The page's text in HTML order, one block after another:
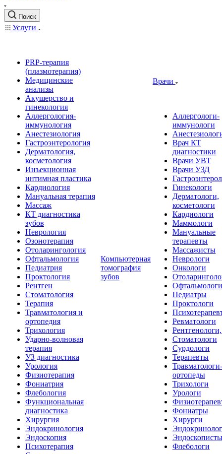
Поиск
Услуги
PRP-терапия
(плазмотерапия)
Медицинские
анализы
Акушерство и
гинекология
Аллергология-
иммунология
Анестезиология
Гастроэнтерология
Дерматология,
косметология
Инъекционная
интимная пластика
Кардиология
Мануальная терапия
Массаж
КТ диагностика
зубов
Неврология
Озонотерапия
Отоларингология
Офтальмология
Педиатрия
Проктология
Рентген
Стоматология
Терапия
Травматология и
ортопедия
Трихология
Ударно-волновая
терапия
УЗ диагностика
Урология
Физиотерапия
Фониатрия
Флебология
Функциональная
диагностика
Хирургия
Эндокринология
Эндоскопия
Психотерапия
Компьютерная
томография
зубов
Врачи
Аллергологи-
иммунологи
Врач КТ
диагностики
Врачи УВТ
Врачи УЗД
Гинекологи
Дерматологи,
косметологи
Кардиологи
Маммологи
Мануальные
терапевты
Массажисты
Неврологи
Онкологи
Офтальмологи
Педиатры
Проктологи
Ревматологи
Стоматологи
Сурдологи
Терапевты
Травматологи-
ортопеды
Трихологи
Урологи
Фониатры
Хирурги
Эндоскописты
Флебологи